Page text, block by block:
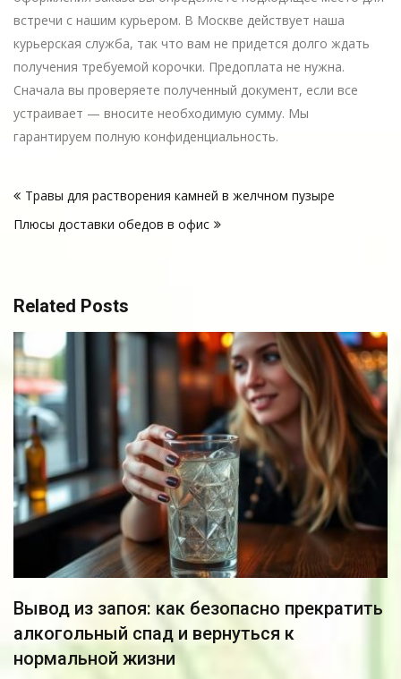
встречи с нашим курьером. В Москве действует наша
курьерская служба, так что вам не придется долго ждать
получения требуемой корочки. Предоплата не нужна.
Сначала вы проверяете полученный документ, если все
устраивает — вносите необходимую сумму. Мы
гарантируем полную конфиденциальность.
по
записям
Травы для растворения камней в желчном пузыре
Плюсы доставки обедов в офис
Related Posts
прекратить
к
Рагвизакс от
знать прежде чем
24.03.2026